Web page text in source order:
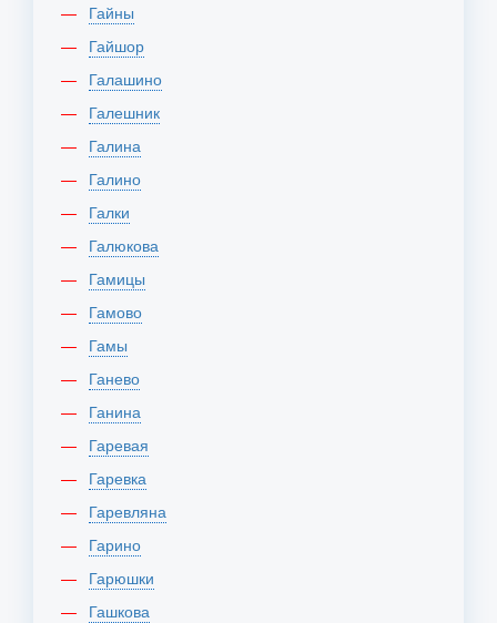
Гайны
Гайшор
Галашино
Галешник
Галина
Галино
Галки
Галюкова
Гамицы
Гамово
Гамы
Ганево
Ганина
Гаревая
Гаревка
Гаревляна
Гарино
Гарюшки
Гашкова